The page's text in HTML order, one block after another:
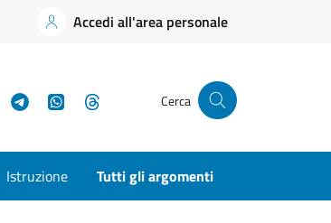
Accedi all'area personale
LinkedInTelegramWhatsApp Cerca
Istruzione Tutti gli argomenti